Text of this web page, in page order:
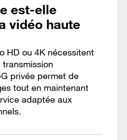
est-elle
vidéo haute
HD ou 4K nécessitent
privée permet de
tout en maintenant
adaptée aux